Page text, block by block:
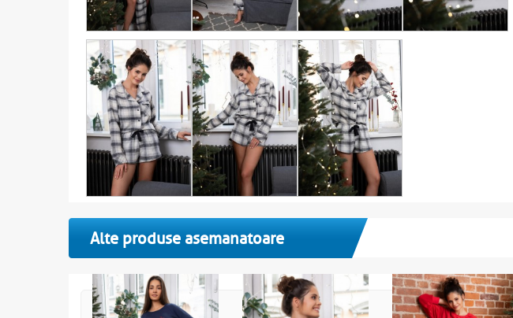
Alte produse asemanatoare